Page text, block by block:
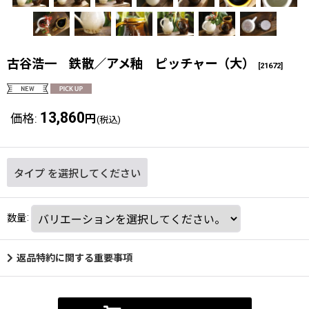
古谷浩一 鉄散／アメ釉 ピッチャー（大） [21672]
価格: 13,860 円 (税込)
タイプ を選択してください
数量:
返品特約に関する重要事項